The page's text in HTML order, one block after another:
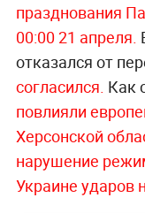
празднования
00:00 21 апреля.
отказался от
согласился. Как
повлияли
Херсонской
нарушение
Украине ударов